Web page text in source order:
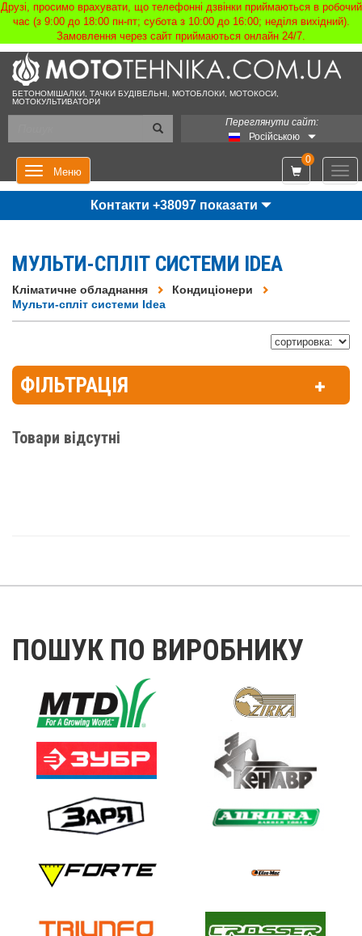
Друзі, просимо врахувати, що телефонні дзвінки приймаються в робочий
час (з 9:00 до 18:00 пн-пт; субота з 10:00 до 16:00; неділя вихідний).
Замовлення через сайт приймаються онлайн 24/7.
БЕТОНОМІШАЛКИ, ТАЧКИ БУДІВЕЛЬНІ, МОТОБЛОКИ, МОТОКОСИ,
МОТОКУЛЬТИВАТОРИ
Переглянути сайт:
Російською
Меню
0
Контакти +38097 показати
МУЛЬТИ-СПЛІТ СИСТЕМИ IDEA
Кліматичне обладнання
Кондиціонери
Мульти-спліт системи Idea
ФІЛЬТРАЦІЯ
Товари відсутні
ПОШУК ПО ВИРОБНИКУ